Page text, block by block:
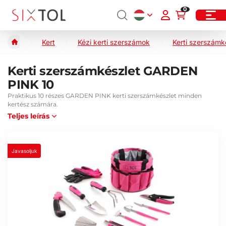
0
Kert Kézi kerti szerszámok Kerti
Kerti szerszámkészlet GARDEN
PINK 10
Praktikus 10 részes GARDEN PINK kerti szerszámkészlet minden
kertész számára.
Teljes leírás
Javasoljuk